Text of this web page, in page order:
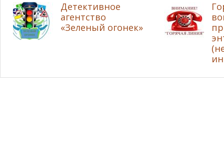
Детективное
агентство
«Зеленый огонек»